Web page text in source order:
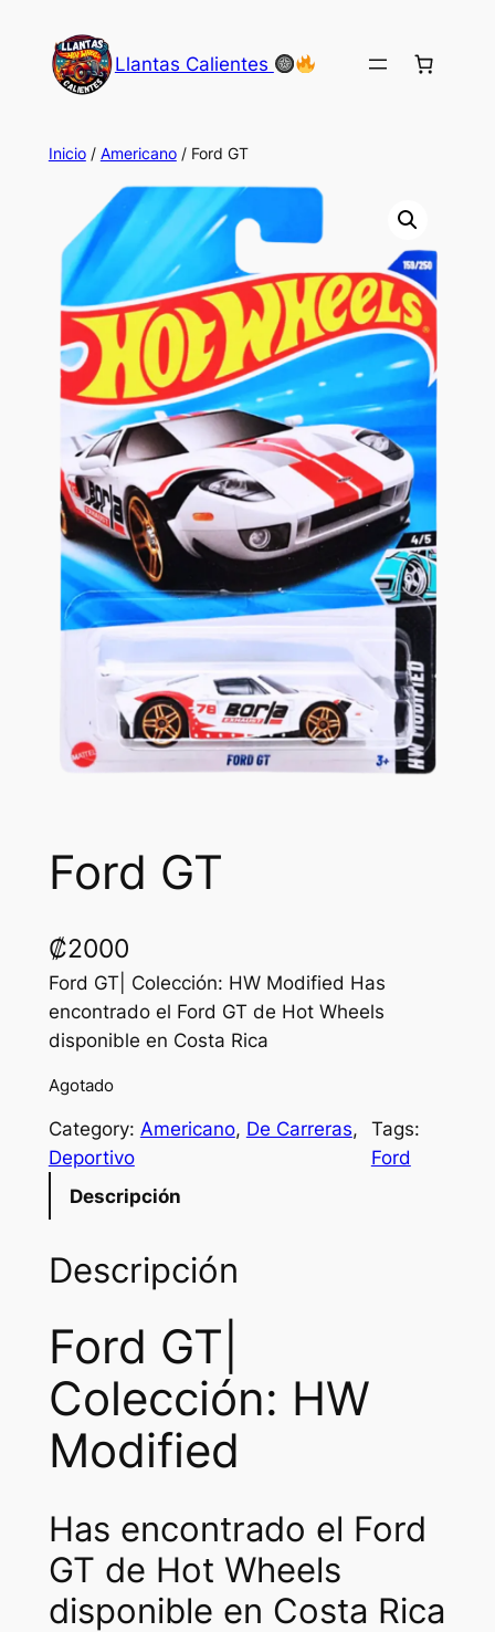
contenido
Llantas Calientes
Inicio/ Americano/ Ford GT
Ford GT
₡2000
Ford GT| Colección: HW Modified Has
encontrado el Ford GT de Hot Wheels
disponible en Costa Rica
Agotado
Category: Americano, De Carreras
Deportivo
Tags:
Ford
Descripción
Descripción
Ford GT|
Colección: HW
Modified
Has encontrado el Ford
GT de Hot Wheels
disponible en Costa Rica